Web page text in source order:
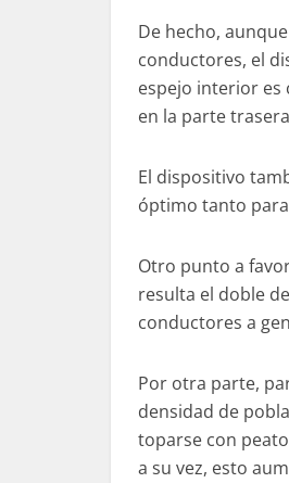
De hecho,
conductores, el
espejo interior es
en la parte
El dispositivo
óptimo tanto
Otro punto a
resulta el doble
conductores a
Por otra parte,
densidad de
toparse con
a su vez, esto